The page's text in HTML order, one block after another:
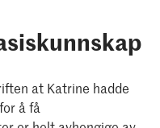
at Katrine hadde
å få